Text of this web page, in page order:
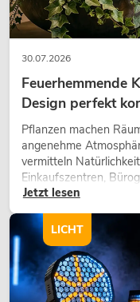
30.07.2026
Feuerhemmende
Design perfekt
Pflanzen machen
angenehme
vermitteln
Einkaufszentren,
eine hochwertige
Jetzt lesen
LICHT